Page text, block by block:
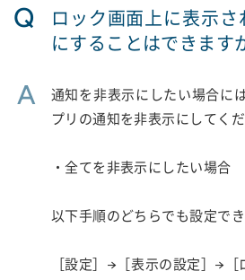
Q
ロック画面上に表示
にすることはできます
A
通知を非表示にしたい場合に
プリの通知を非表示にしてくだ
・全てを非表示にしたい場合
以下手順のどちらでも設定でき
［設定］→［表示の設定］→